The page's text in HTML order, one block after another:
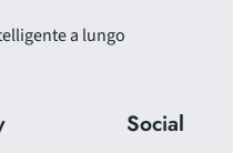
a lungo
Social